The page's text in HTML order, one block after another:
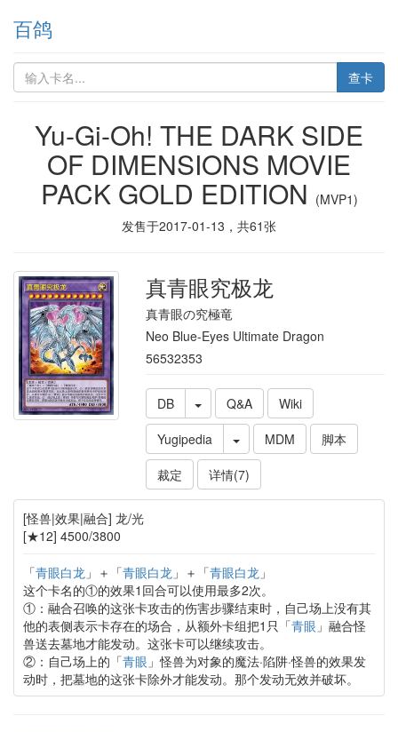
百鸽
查卡
Yu-Gi-Oh! THE DARK SIDE
OF DIMENSIONS MOVIE
PACK GOLD EDITION (MVP1)
发售于2017-01-13 ，共61张
真青眼究极龙
真青眼の究極竜
Neo Blue-Eyes Ultimate Dragon
56532353
DB Q&A
Wiki
Yugipedia
MDM
脚本
裁定
详情(7)
[怪兽|效果|融合] 龙/光
[★12] 4500/3800
「青眼白龙 」＋「青眼白龙 」＋「青眼白龙 」
这个卡名的①的效果1回合可以使用最多2次。
①：融合召唤的这张卡攻击的伤害步骤结束时，自己场上没有其
他的表侧表示卡存在的场合，从额外卡组把1只「青眼 」融合怪
兽送去墓地才能发动。这张卡可以继续攻击。
②：自己场上的「青眼 」怪兽为对象的魔法·陷阱·怪兽的效果发
动时，把墓地的这张卡除外才能发动。那个发动无效并破坏。